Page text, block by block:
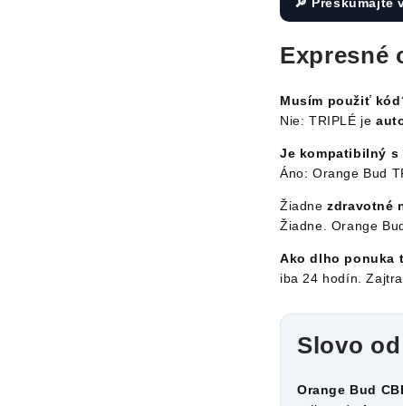
Expresné
Musím použiť
Nie: TRIPLÉ je
Je kompatibilný s
Áno: Orange Bud
Žiadnezdravotné
Žiadne. Orange
Ako dlho ponuka
iba 24 hodín.
Slovo
Orange Bud